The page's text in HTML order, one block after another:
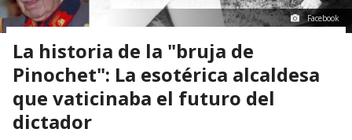
Facebook
La historia de la "bruja de
Pinochet": La esotérica alcaldesa
que vaticinaba el futuro del
dictador